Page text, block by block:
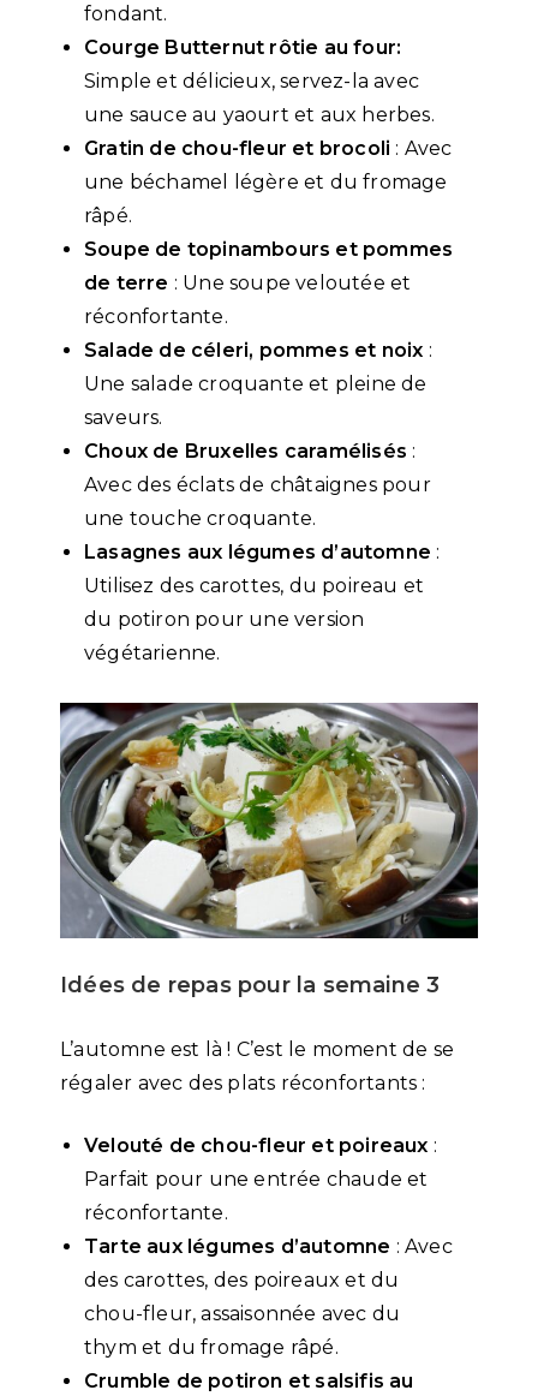
fondant.
Courge Butternut rôtie au four:
Simple et délicieux, servez-la avec
une sauce au yaourt et aux herbes.
Gratin de chou-fleur et brocoli : Avec
une béchamel légère et du fromage
râpé.
Soupe de topinambours et pommes
de terre : Une soupe veloutée et
réconfortante.
Salade de céleri, pommes et noix :
Une salade croquante et pleine de
saveurs.
Choux de Bruxelles caramélisés :
Avec des éclats de châtaignes pour
une touche croquante.
Lasagnes aux légumes d’automne :
Utilisez des carottes, du poireau et
du potiron pour une version
végétarienne.
Idées de repas pour la semaine 3
L’automne est là ! C’est le moment de se
régaler avec des plats réconfortants :
Velouté de chou-fleur et poireaux :
Parfait pour une entrée chaude et
réconfortante.
Tarte aux légumes d’automne : Avec
des carottes, des poireaux et du
chou-fleur, assaisonnée avec du
thym et du fromage râpé.
Crumble de potiron et salsifis au